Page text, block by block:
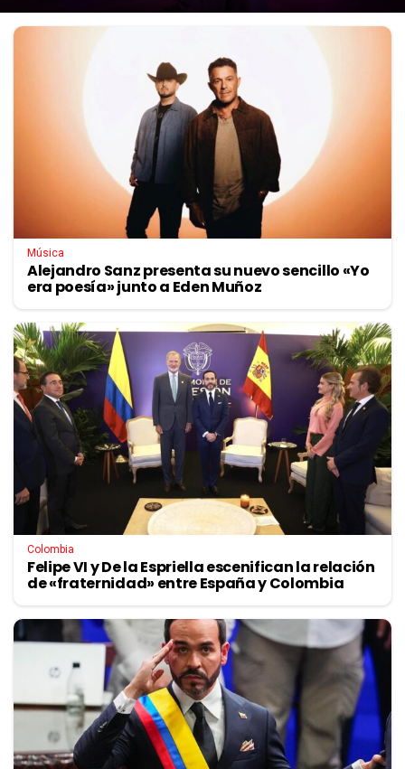
Música
Alejandro Sanz presenta su nuevo sencillo «Yo
era poesía» junto a Eden Muñoz
Colombia
Felipe VI y De la Espriella escenifican la relación
de «fraternidad» entre España y Colombia